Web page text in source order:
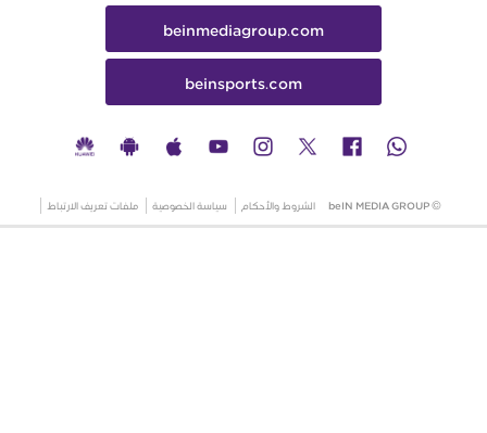
beinmediagroup.com
beinsports.com
© beIN MEDIA GROUP الشروط والأحكام سياسة الخصوصية ملفات تعريف الارتباط